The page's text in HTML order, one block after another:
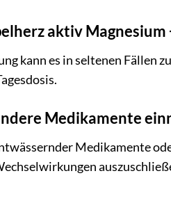
aktiv
kann es in seltenen Fällen
Medikamente
Medikamente